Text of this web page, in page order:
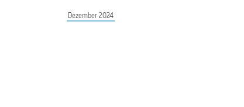
Dezember 2024